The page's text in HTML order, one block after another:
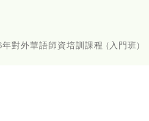
對外華語師資培訓課程 (入門班)